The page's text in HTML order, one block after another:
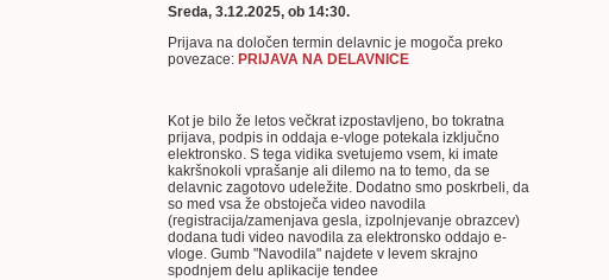
Sreda, 3.12.2025, ob 14:30.
Prijava na določen termin delavnic je mogoča preko
povezace: PRIJAVA NA DELAVNICE
Kot je bilo že letos večkrat izpostavljeno, bo tokratna
prijava, podpis in oddaja e-vloge potekala izključno
elektronsko. S tega vidika svetujemo vsem, ki imate
kakršnokoli vprašanje ali dilemo na to temo, da se
delavnic zagotovo udeležite. Dodatno smo poskrbeli, da
so med vsa že obstoječa video navodila
(registracija/zamenjava gesla, izpolnjevanje obrazcev)
dodana tudi video navodila za elektronsko oddajo e-
vloge. Gumb "Navodila" najdete v levem skrajno
spodnjem delu aplikacije tendee